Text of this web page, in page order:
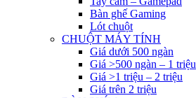
Bàn ghế Gaming
Lót chuột
CHUỘT MÁY TÍNH
Giá dưới 500 ngàn
Giá >500 ngàn – 1 triệu
Giá >1 triệu – 2 triệu
Giá trên 2 triệu